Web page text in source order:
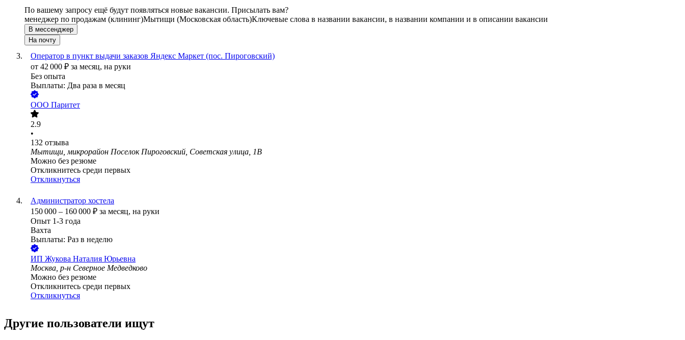
По вашему запросу ещё будут появляться новые вакансии. Присылать вам?
менеджер по продажам (клининг)Мытищи (Московская область)Ключевые слова в названии вакансии, в названии компании и в описании вакансии
В мессенджер
На почту
Оператор в пункт выдачи заказов Яндекс Маркет (пос. Пироговский)
от 42 000 ₽ за месяц, на руки
Без опыта
Выплаты: Два раза в месяц
ООО Паритет
2.9
•
132 отзыва
Мытищи, микрорайон Поселок Пироговский, Советская улица, 1В
Можно без резюме
Откликнитесь среди первых
Откликнуться
Администратор хостела
150 000 – 160 000 ₽ за месяц, на руки
Опыт 1-3 года
Вахта
Выплаты: Раз в неделю
ИП Жукова Наталия Юрьевна
Москва, р-н Северное Медведково
Можно без резюме
Откликнитесь среди первых
Откликнуться
Другие пользователи ищут